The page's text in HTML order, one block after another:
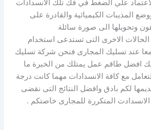
علي الضغط في فك تلك الانسدادات
المذيبات الكيميائية والقادرة على
وتحويلها الى صورة سائلة
الاخرى التى تستدعى استخدام
معا عند تسليك المجارى فنحن شركة تسليك
افضل طاقم عمل يمتلك من الخبرة ما
مع كافة الانسدادات مهما كانت درجة
لكم بادق وافضل النتائج التى نقضى
المتكررة للمجارى خاصتكم .